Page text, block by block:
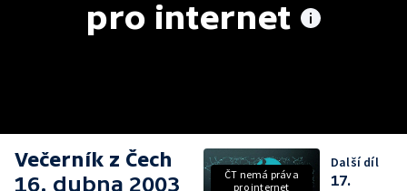
pro internet
Večerník z Čech
16. dubna 2003
ČT nemá práva
pro internet
Další díl
17.